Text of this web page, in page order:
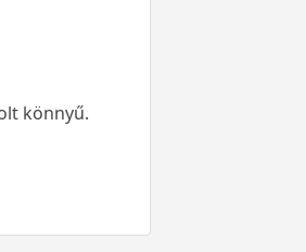
könnyű.